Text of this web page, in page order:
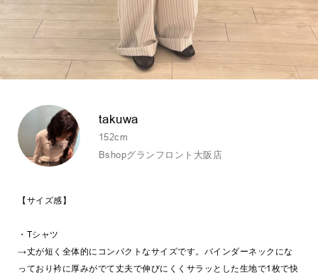
takuwa
152cm
Bshopグランフロント大阪店
【サイズ感】
・Tシャツ
→丈が短く全体的にコンパクトなサイズです。バインダーネックにな
っており衿に厚みがでて丈夫で伸びにくくサラッとした生地で1枚で快